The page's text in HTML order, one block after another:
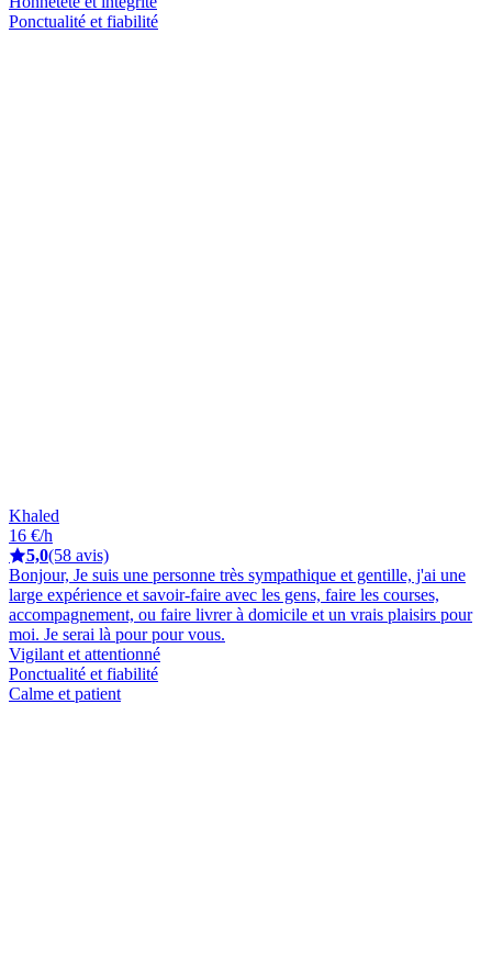
Ponctualité et fiabilité
Khaled
16 €/h
5,0(58 avis)
Bonjour, Je suis une personne très sympathique et gentille, j'ai une
large expérience et savoir-faire avec les gens, faire les courses,
accompagnement, ou faire livrer à domicile et un vrais plaisirs pour
moi. Je serai là pour pour vous.
Vigilant et attentionné
Ponctualité et fiabilité
Calme et patient